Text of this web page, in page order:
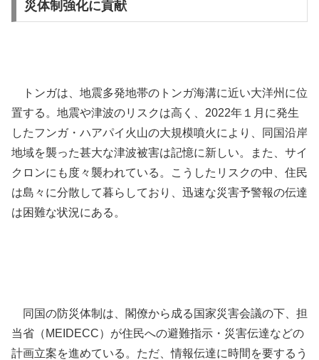
災体制強化に貢献
トンガは、地震多発地帯のトンガ海溝に近い大洋州に位
置する。地震や津波のリスクは高く、2022年１月に発生
したフンガ・ハアパイ火山の大規模噴火により、同国沿岸
地域を襲った甚大な津波被害は記憶に新しい。また、サイ
クロンにも度々襲われている。こうしたリスクの中、住民
は島々に分散して暮らしており、迅速な災害予警報の伝達
は困難な状況にある。
同国の防災体制は、閣僚から成る国家災害会議の下、担
当省（MEIDECC）が住民への避難指示・災害伝達などの
計画立案を進めている。ただ、情報伝達に時間を要するう